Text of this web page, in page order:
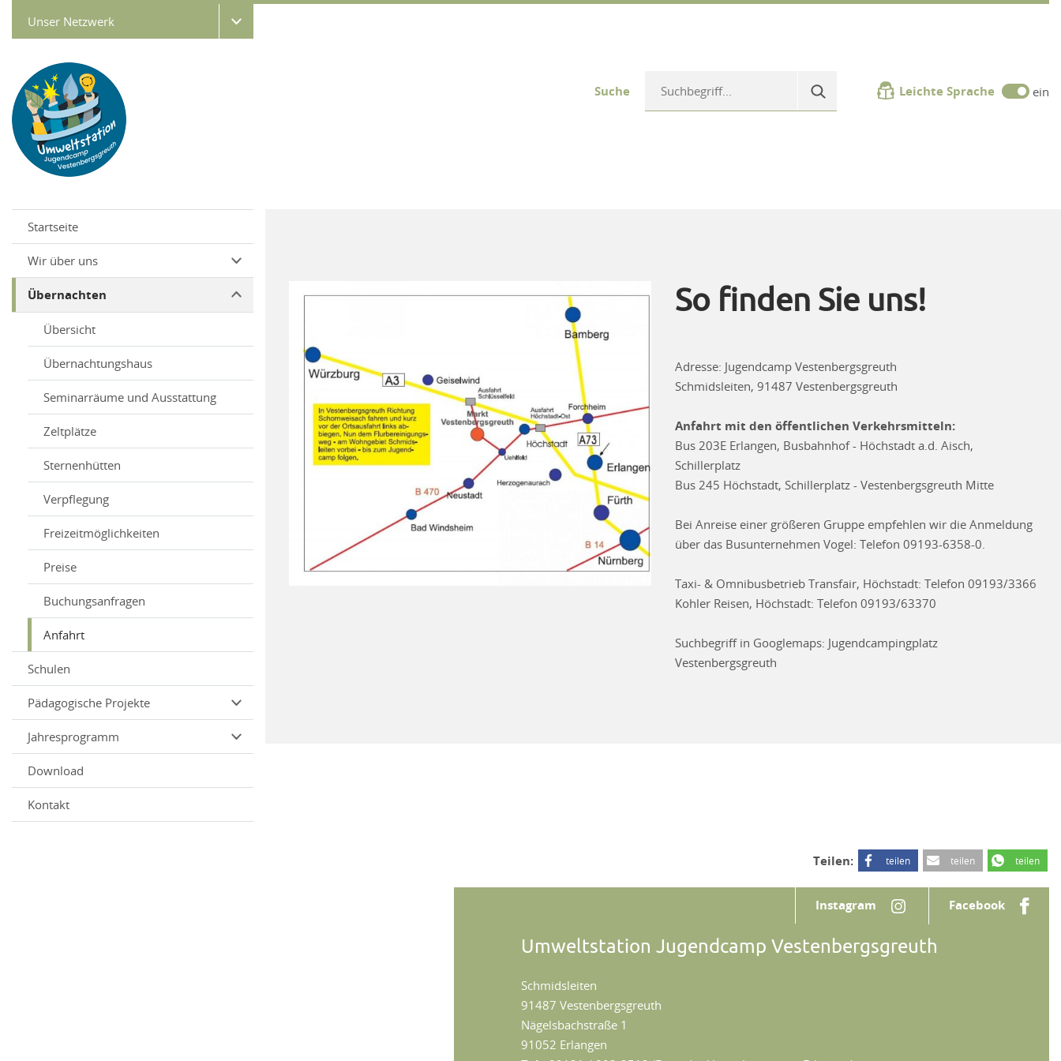
Unser Netzwerk
Suche Leichte Sprache ein
Startseite
Wir über uns
Übernachten
Übersicht
Übernachtungshaus
Seminarräume und Ausstattung
Zeltplätze
Sternenhütten
Verpflegung
Freizeitmöglichkeiten
Preise
Buchungsanfragen
Anfahrt
Schulen
Pädagogische Projekte
Jahresprogramm
Download
Kontakt
So finden Sie uns!
Adresse: Jugendcamp Vestenbergsgreuth
Schmidsleiten, 91487 Vestenbergsgreuth
Anfahrt mit den öffentlichen Verkehrsmitteln:
Bus 203E Erlangen, Busbahnhof - Höchstadt a.d. Aisch,
Schillerplatz
Bus 245 Höchstadt, Schillerplatz - Vestenbergsgreuth Mitte
Bei Anreise einer größeren Gruppe empfehlen wir die Anmeldung
über das Busunternehmen Vogel: Telefon 09193-6358-0.
Taxi- & Omnibusbetrieb Transfair, Höchstadt: Telefon 09193/3366
Kohler Reisen, Höchstadt: Telefon 09193/63370
Suchbegriff in Googlemaps: Jugendcampingplatz
Vestenbergsgreuth
Teilen: teilen teilen teilen
Instagram Facebook
Umweltstation Jugendcamp Vestenbergsgreuth
Schmidsleiten
91487 Vestenbergsgreuth
Nägelsbachstraße 1
91052 Erlangen